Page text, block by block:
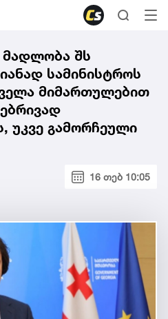
მადლობა შს
სამინისტროს
მიმართულებით
უკვე გამორჩეული
16 თებ 10:05